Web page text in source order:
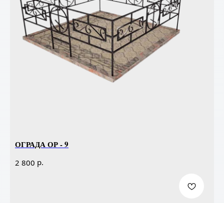
ОГРАДА ОР - 9
2 800 р.